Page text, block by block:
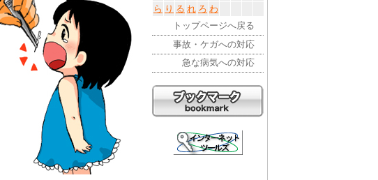
ら り る れ ろ わ
トップページへ戻る
事故・ケガへの対応
急な病気への対応